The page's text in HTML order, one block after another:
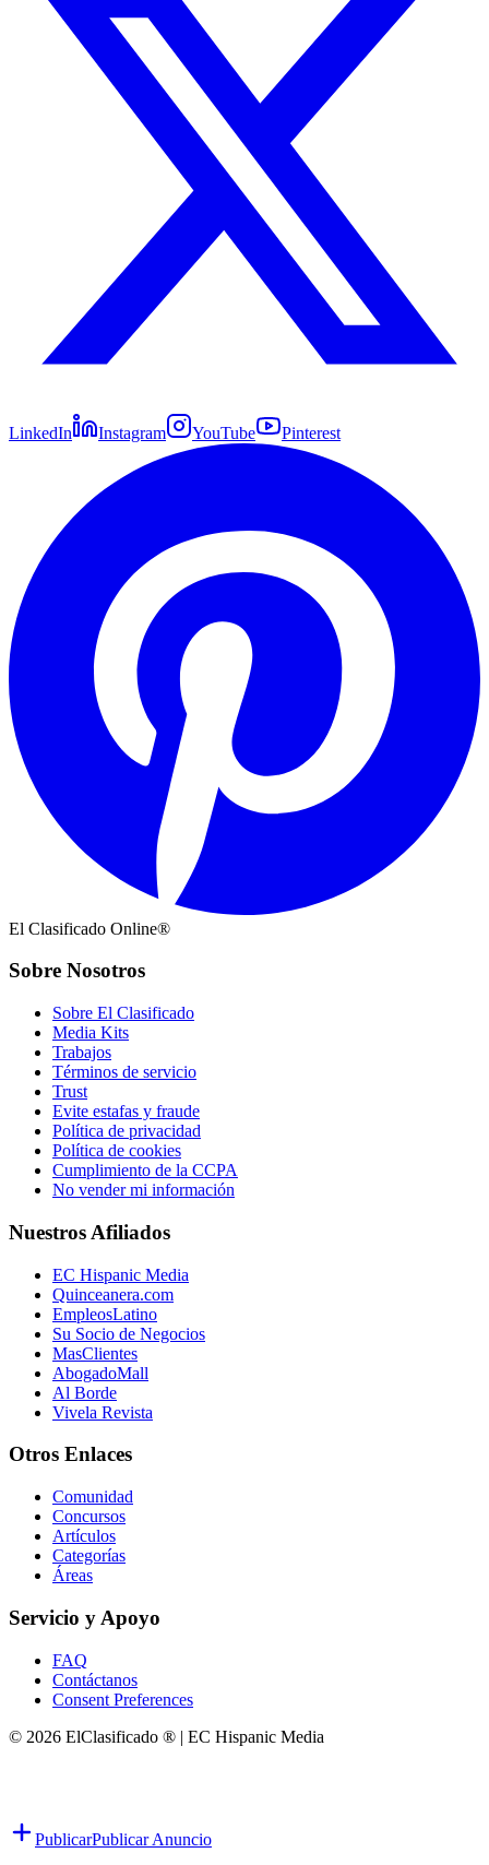
LinkedIn Instagram YouTube Pinterest
El Clasificado Online®
Sobre Nosotros
Sobre El Clasificado
Media Kits
Trabajos
Términos de servicio
Trust
Evite estafas y fraude
Política de privacidad
Política de cookies
Cumplimiento de la CCPA
No vender mi información
Nuestros Afiliados
EC Hispanic Media
Quinceanera.com
EmpleosLatino
Su Socio de Negocios
MasClientes
AbogadoMall
Al Borde
Vivela Revista
Otros Enlaces
Comunidad
Concursos
Artículos
Categorías
Áreas
Servicio y Apoyo
FAQ
Contáctanos
Consent Preferences
© 2026 ElClasificado ® | EC Hispanic Media
PublicarPublicar Anuncio